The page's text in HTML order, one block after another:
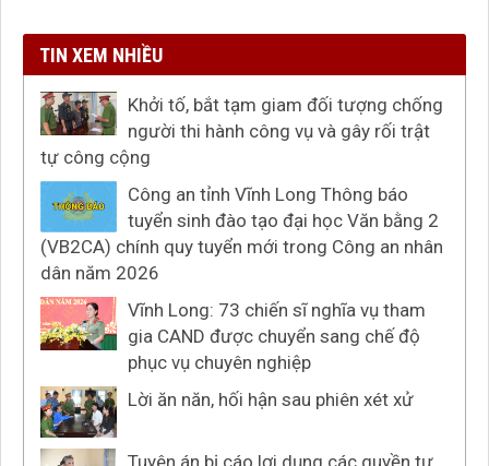
TIN XEM NHIỀU
Khởi tố, bắt tạm giam đối tượng chống
người thi hành công vụ và gây rối trật
tự công cộng
Công an tỉnh Vĩnh Long Thông báo
tuyển sinh đào tạo đại học Văn bằng 2
(VB2CA) chính quy tuyển mới trong Công an nhân
dân năm 2026
Vĩnh Long: 73 chiến sĩ nghĩa vụ tham
gia CAND được chuyển sang chế độ
phục vụ chuyên nghiệp
Lời ăn năn, hối hận sau phiên xét xử
Tuyên án bị cáo lợi dụng các quyền tự